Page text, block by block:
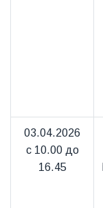
03.04.2026
с 10.00 до
16.45